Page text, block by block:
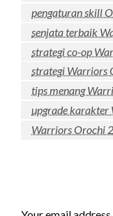
pengaturan skill
senjata terbaik
strategi co-op
strategi Warriors
tips menang
upgrade
Warriors Orochi 2